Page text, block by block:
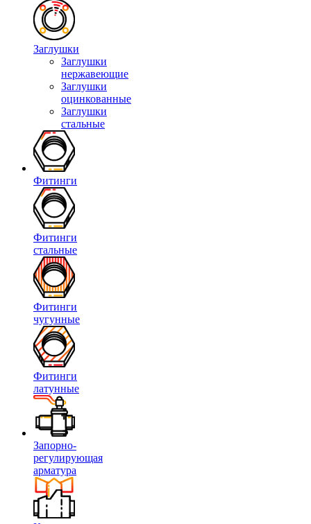
Заглушки
Заглушки
нержавеющие
Заглушки
оцинкованные
Заглушки
стальные
Фитинги
Фитинги
стальные
Фитинги
чугунные
Фитинги
латунные
Запорно-
регулирующая
арматура